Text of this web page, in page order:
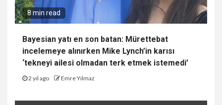
8 min read
Bayesian yatı en son batan: Mürettebat
incelemeye alınırken Mike Lynch’in karısı
‘tekneyi ailesi olmadan terk etmek istemedi’
2 yıl ago Emre Yılmaz